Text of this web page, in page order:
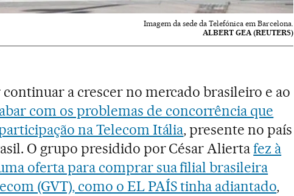
Imagem da sede da Telefónica em Barcelona.
ALBERT GEA (REUTERS)
a crescer no mercado brasileiro e ao
com os problemas de concorrência que
na Telecom Itália, presente no país
O grupo presidido por César Aliertafez à
oferta para comprar sua filial brasileira
(GVT), como o EL PAÍS tinha adiantado,